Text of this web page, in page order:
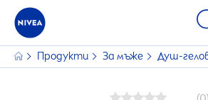
Продукти За мъже Душ-